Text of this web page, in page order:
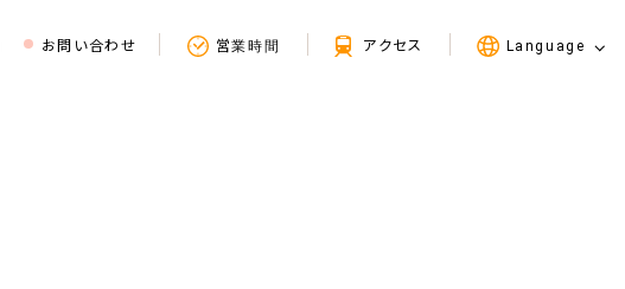
お問い合わせ 営業時間 アクセス Language